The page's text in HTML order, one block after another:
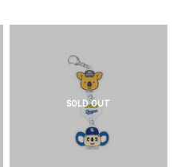
SOLD OUT